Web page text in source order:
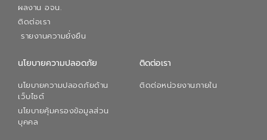
ผลงาน อจน.
ติดต่อเรา
รายงานความยั่งยืน
นโยบายความปลอดภัย
นโยบายความปลอดภัยด้าน
เว็บไซต์
นโยบายคุ้มครองข้อมูลส่วน
บุคคล
ติดต่อเรา
ติดต่อหน่วยงานภายใน